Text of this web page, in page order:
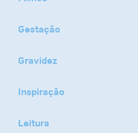
Gestação
Gravidez
Inspiração
Leitura